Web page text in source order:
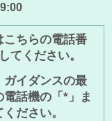
ちらの電話番
てください。
イダンスの最
話機の「*」ま
ださい。